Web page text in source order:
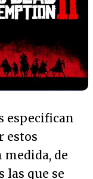
especifican
estos
medida, de
las que se